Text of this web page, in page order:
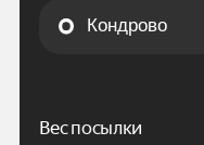
Вес посылки